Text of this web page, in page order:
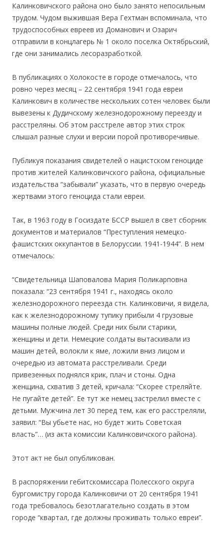
Калинковичского района оно было занято непосильным
трудом. Чудом выжившая Вера Гехтман вспоминала, что
трудоспособных евреев из Доманович и Озарич
отправили в концлагерь № 1 около поселка Октябрьский,
где они занимались лесоразработкой.
В публикациях о Холокосте в городе отмечалось, что
ровно через месяц – 22 сентября 1941 года евреи
Калинкович в количестве нескольких сотен человек были
вывезены к Дудичскому железнодорожному переезду и
расстреляны. Об этом расстреле автор этих строк
слышал разные слухи и версии порой противоречивые.
Публикуя показания свидетелей о нацистском геноциде
против жителей Калинковичского района, официальные
издательства “забывали” указать, что в первую очередь
жертвами этого геноцида стали евреи.
Так, в 1963 году в Госиздате БССР вышел в свет сборник
документов и материалов “Преступления немецко-
фашистских оккупантов в Белоруссии. 1941-1944”. В нем
отмечалось:
“Свидетельница Шаповалова Мария Поликарповна
показала: “23 сентября 1941 г., находясь около
железнодорожного переезда стн. Калинковичи, я видела,
как к железнодорожному тупику прибыли 4 грузовые
машины полные людей. Среди них были старики,
женщины и дети. Немецкие солдаты вытаскивали из
машин детей, волокли к яме, ложили вниз лицом и
очередью из автомата расстреливали. Среди
привезенных поднялся крик, плач и стоны. Одна
женщина, схватив 3 детей, кричала: “Скорее стреляйте.
Не пугайте детей”. Ее тут же немец застрелил вместе с
детьми. Мужчина лет 30 перед тем, как его расстреляли,
заявил: “Вы убьете нас, но будет жить Советская
власть”… (из акта комиссии Калинковичского района).
Этот акт не был опубликован.
В распоряжении гебитскомиссара Полесского округа
бургомистру города Калинковичи от 20 сентября 1941
года требовалось безотлагательно создать в этом
городе “квартал, где должны проживать только евреи”.